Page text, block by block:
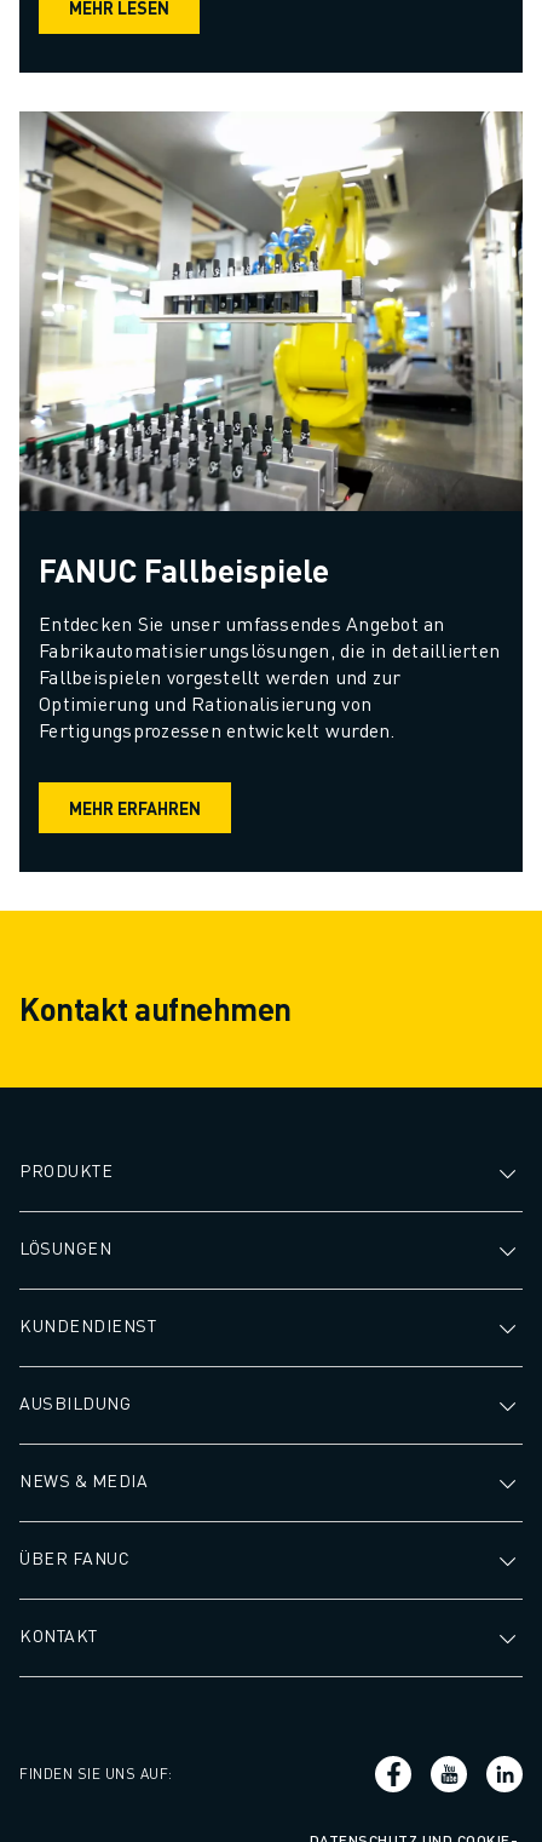
MEHR LESEN
FANUC Fallbeispiele
Entdecken Sie unser umfassendes Angebot an
Fabrikautomatisierungslösungen, die in detaillierten
Fallbeispielen vorgestellt werden und zur
Optimierung und Rationalisierung von
Fertigungsprozessen entwickelt wurden.
MEHR ERFAHREN
Kontakt aufnehmen
PRODUKTE
LÖSUNGEN
KUNDENDIENST
AUSBILDUNG
NEWS & MEDIA
ÜBER FANUC
KONTAKT
FINDEN SIE UNS AUF: